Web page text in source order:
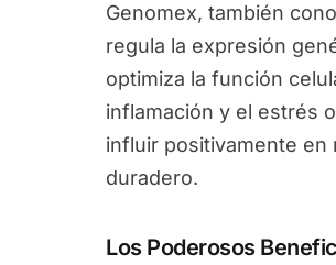
Genomex, también
regula la expresión
optimiza la función
inflamación y el estrés
influir positivamente en
duradero.
Los Poderosos